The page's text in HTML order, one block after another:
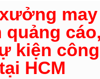
quảng
kiện
HCM